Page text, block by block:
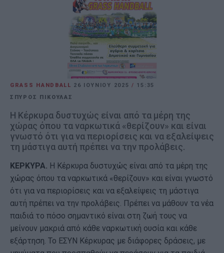
GRASS HANDBALL 26 ΙΟΥΝΊΟΥ 2025/ 15:35
ΣΠΥΡΟΣ ΠΙΚΟΥΛΑΣ
Η Κέρκυρα δυστυχώς είναι από τα μέρη της
χώρας όπου τα ναρκωτικά «θερίζουν» και είναι
γνωστό ότι για να περιορίσεις και να εξαλείψεις
τη μάστιγα αυτή πρέπει να την προλάβεις.
ΚΕΡΚΥΡΑ. Η Κέρκυρα δυστυχώς είναι από τα μέρη της
χώρας όπου τα ναρκωτικά «θερίζουν» και είναι γνωστό
ότι για να περιορίσεις και να εξαλείψεις τη μάστιγα
αυτή πρέπει να την προλάβεις. Πρέπει να μάθουν τα νέα
παιδιά το πόσο σημαντικό είναι στη ζωή τους να
μείνουν μακριά από κάθε ναρκωτική ουσία και κάθε
εξάρτηση. Το ΕΣΥΝ Κέρκυρας με διάφορες δράσεις, με